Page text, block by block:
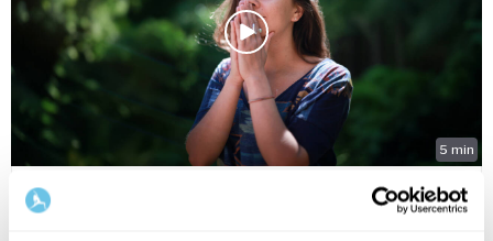
5 min
Three Anchors Meditation